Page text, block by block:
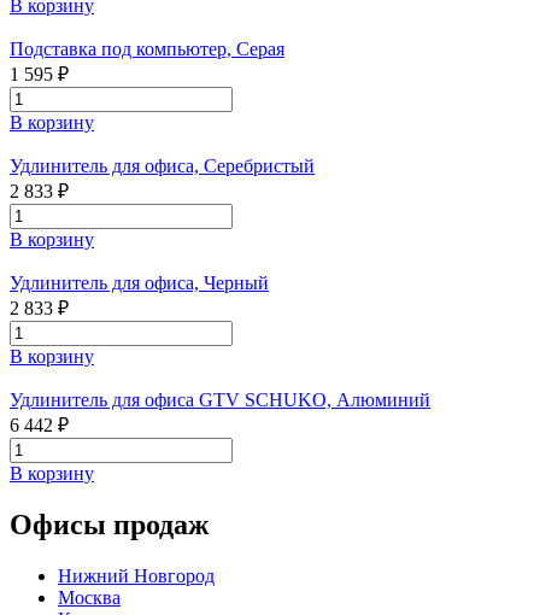
В корзину
Подставка под компьютер, Серая
1 595 ₽
В корзину
Удлинитель для офиса, Серебристый
2 833 ₽
В корзину
Удлинитель для офиса, Черный
2 833 ₽
В корзину
Удлинитель для офиса GTV SCHUKO, Алюминий
6 442 ₽
В корзину
Офисы продаж
Нижний Новгород
Москва